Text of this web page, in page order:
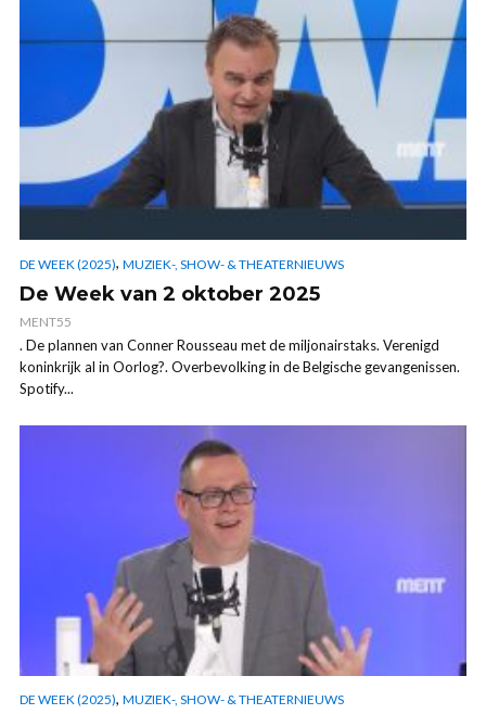
DE WEEK (2025), MUZIEK-, SHOW- & THEATERNIEUWS
De Week van 2 oktober 2025
MENT55
. De plannen van Conner Rousseau met de miljonairstaks. Verenigd
koninkrijk al in Oorlog?. Overbevolking in de Belgische gevangenissen.
Spotify...
DE WEEK (2025), MUZIEK-, SHOW- & THEATERNIEUWS